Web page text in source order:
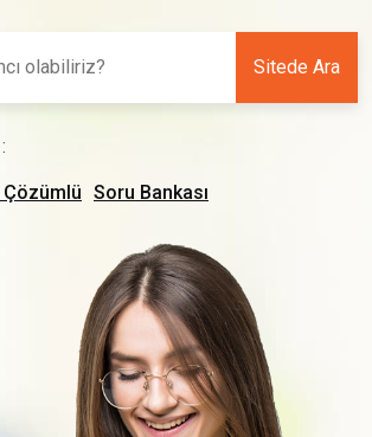
Sitede Ara
Soru Bankası